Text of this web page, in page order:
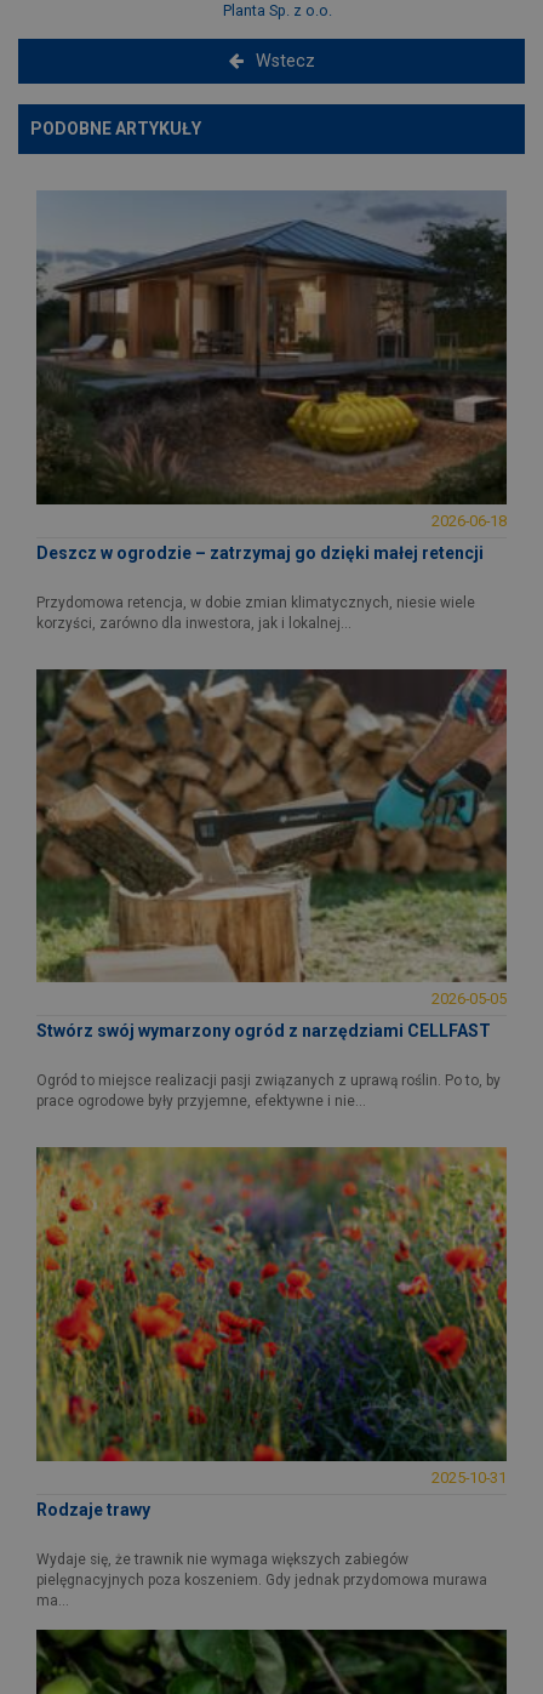
Planta Sp. z o.o.
Wstecz
PODOBNE ARTYKUŁY
2026-06-18
Deszcz w ogrodzie – zatrzymaj go dzięki małej retencji
Przydomowa retencja, w dobie zmian klimatycznych, niesie wiele
korzyści, zarówno dla inwestora, jak i lokalnej...
2026-05-05
Stwórz swój wymarzony ogród z narzędziami CELLFAST
Ogród to miejsce realizacji pasji związanych z uprawą roślin. Po to, by
prace ogrodowe były przyjemne, efektywne i nie...
2025-10-31
Rodzaje trawy
Wydaje się, że trawnik nie wymaga większych zabiegów
pielęgnacyjnych poza koszeniem. Gdy jednak przydomowa murawa
ma...